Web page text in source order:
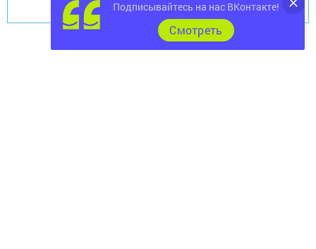
Перейти на страницу новости
Подписывайтесь на нас ВКонтакте!
Cмотреть